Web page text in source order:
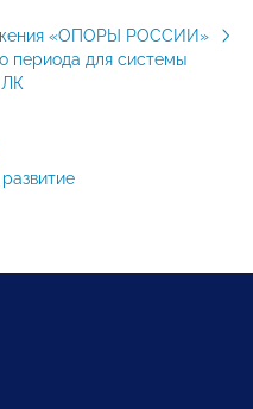
«ОПОРЫ РОССИИ»
периода для системы